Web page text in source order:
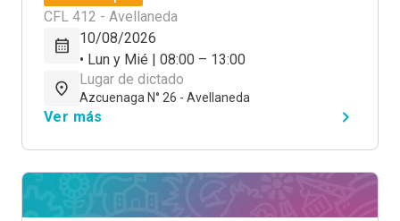
CFL 412 - Avellaneda
10/08/2026
• Lun y Mié | 08:00 – 13:00
Lugar de dictado
Azcuenaga N° 26 - Avellaneda
Ver más